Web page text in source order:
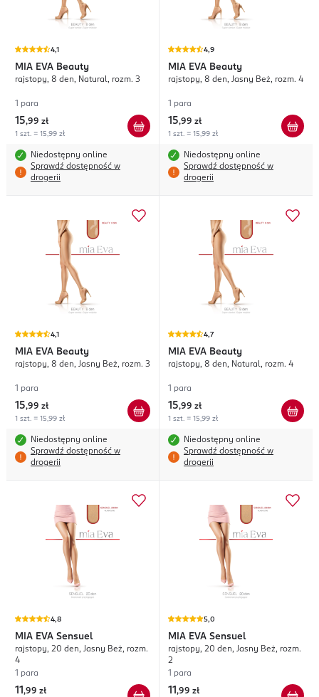
4,1
MIA EVA Beauty
rajstopy, 8 den, Natural, rozm. 3
1 para
15,99 zł
1 szt. = 15,99 zł
Niedostępny online
Sprawdź dostępność w
drogerii
4,9
MIA EVA Beauty
rajstopy, 8 den, Jasny Beż, rozm. 4
1 para
15,99 zł
1 szt. = 15,99 zł
Niedostępny online
Sprawdź dostępność w
drogerii
4,1
MIA EVA Beauty
rajstopy, 8 den, Jasny Beż, rozm. 3
1 para
15,99 zł
1 szt. = 15,99 zł
Niedostępny online
Sprawdź dostępność w
drogerii
4,7
MIA EVA Beauty
rajstopy, 8 den, Natural, rozm. 4
1 para
15,99 zł
1 szt. = 15,99 zł
Niedostępny online
Sprawdź dostępność w
drogerii
4,8
MIA EVA Sensuel
rajstopy, 20 den, Jasny Beż, rozm.
4
1 para
11 ,99 zł
5,0
MIA EVA Sensuel
rajstopy, 20 den, Jasny Beż, rozm.
2
1 para
11 ,99 zł